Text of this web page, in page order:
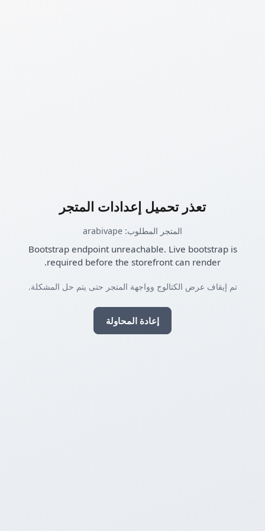
تعذر تحميل إعدادات المتجر
المتجر المطلوب: arabivape
Bootstrap endpoint unreachable. Live bootstrap is
required before the storefront can render.
تم إيقاف عرض الكتالوج وواجهة المتجر حتى يتم حل المشكلة.
إعادة المحاولة